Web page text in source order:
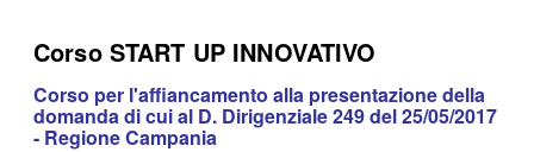
Corso START UP INNOVATIVO
Corso per l'affiancamento alla presentazione della
domanda di cui al D. Dirigenziale 249 del 25/05/2017
- Regione Campania